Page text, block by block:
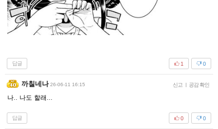
답글 0
1
까칠네나 26-06-11 16:15 신고 | 공감 확인
나.. 나도 할래...
답글 0
0